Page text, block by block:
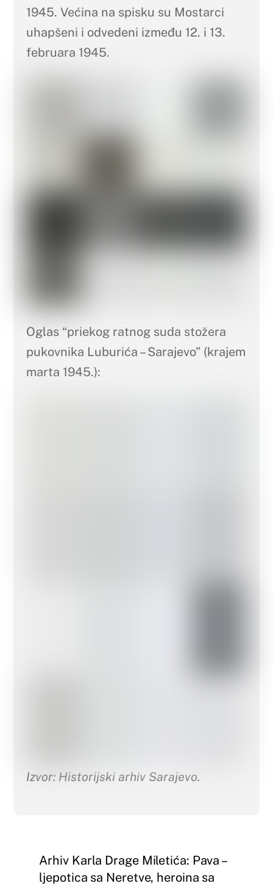
1945. Većina na spisku su Mostarci
uhapšeni i odvedeni između 12. i 13.
februara 1945.
Oglas “priekog ratnog suda stožera
pukovnika Luburića – Sarajevo” (krajem
marta 1945.):
Izvor: Historijski arhiv Sarajevo.
Arhiv Karla Drage Miletića: Pava –
ljepotica sa Neretve, heroina sa